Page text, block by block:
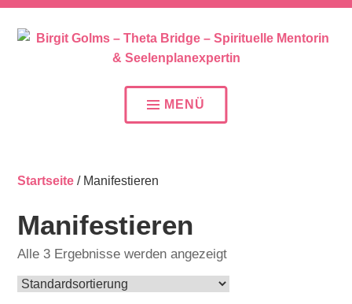
BIRGIT GOLMS – THETA
BRIDGE – SPIRITUELLE
MENTORIN &
MENÜ
Startseite / Manifestieren
Manifestieren
Alle 3 Ergebnisse werden angezeigt